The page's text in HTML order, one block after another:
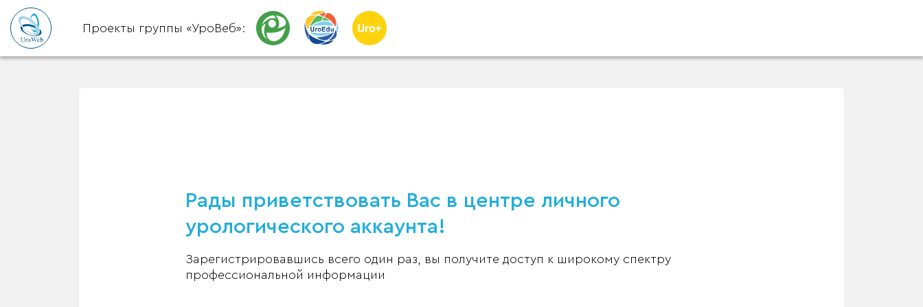
Проекты группы «УроВеб»:
Рады приветствовать Вас в центре личного
урологического аккаунта!
Зарегистрировавшись всего один раз, вы получите доступ к широкому спектру
профессиональной информации